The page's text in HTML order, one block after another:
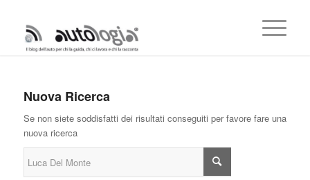
Nuova Ricerca
Se non siete soddisfatti dei risultati conseguiti per favore fare una
nuova ricerca